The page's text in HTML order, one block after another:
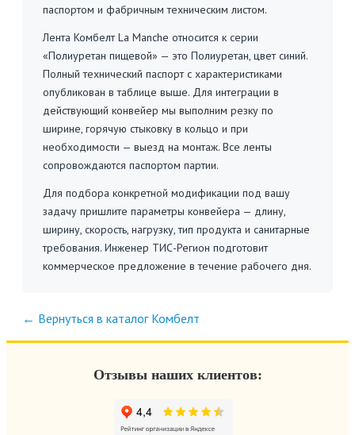
паспортом и фабричным техническим листом.
Лента Комбелт La Manche относится к серии
«Полиуретан пищевой» — это Полиуретан, цвет синий.
Полный технический паспорт с характеристиками
опубликован в таблице выше. Для интеграции в
действующий конвейер мы выполним резку по
ширине, горячую стыковку в кольцо и при
необходимости — выезд на монтаж. Все ленты
сопровождаются паспортом партии.
Для подбора конкретной модификации под вашу
задачу пришлите параметры конвейера — длину,
ширину, скорость, нагрузку, тип продукта и санитарные
требования. Инженер ТИС-Регион подготовит
коммерческое предложение в течение рабочего дня.
← Вернуться в каталог Комбелт
Отзывы наших клиентов: